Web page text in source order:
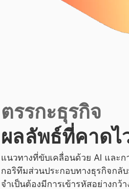
ตรรกะธุรกิจ
ผลลัพธ์ที่คาดไ
แนวทางที่ขับเคลื่อนด้วย AI และก
กอริทึมส่วนประกอบทางธุรกิจกลั
จำเป็นต้องมีการเข้ารหัสอย่างกว้